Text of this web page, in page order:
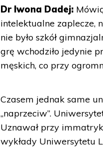
Dr Iwona Dadej:
intelektualne zaplecze,
nie było szkół
grę wchodziło jedynie
męskich, co przy
Czasem jednak same
„naprzeciw”.
Uznawał przy
wykłady Uniwersytetu